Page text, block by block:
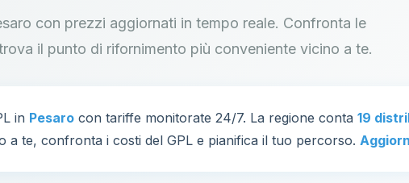
con prezzi aggiornati in tempo reale. Confronta le
il punto di rifornimento più conveniente vicino a te.
in Pesaro con tariffe monitorate 24/7. La regione conta 19
a te, confronta i costi del GPL e pianifica il tuo percorso.